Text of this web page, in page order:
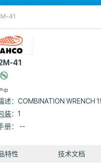
41
41
中
述：COMBINATION WRENCH
装：1
册： --
特性 技术文档